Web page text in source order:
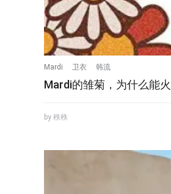
Mardi 卫衣 韩流
Mardi的雏菊，为什么能
by 秩秩